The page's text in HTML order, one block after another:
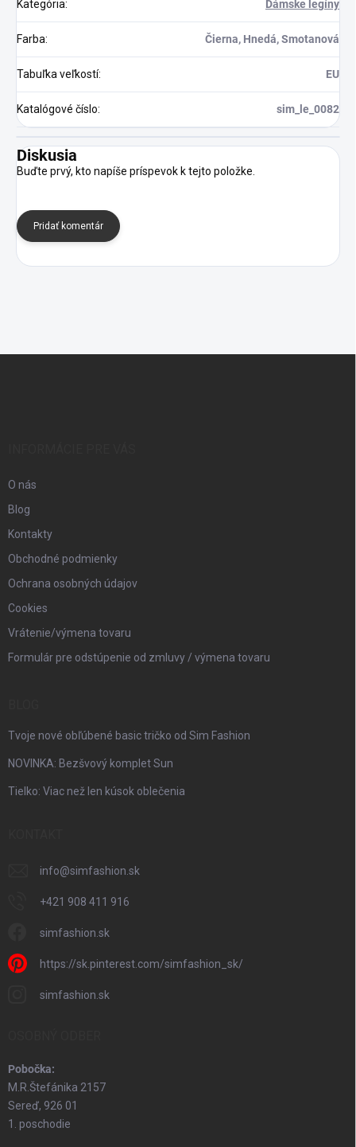
Kategória: Dámske legíny
Farba: Čierna, Hnedá, Smotanová
Tabuľka veľkostí: EU
Katalógové číslo: sim_le_0082
Diskusia
Buďte prvý, kto napíše príspevok k tejto položke.
Pridať komentár
O nás
Blog
Kontakty
Obchodné podmienky
Ochrana osobných údajov
Cookies
Vrátenie/výmena tovaru
Formulár pre odstúpenie od zmluvy / výmena tovaru
Tvoje nové obľúbené basic tričko od Sim Fashion
NOVINKA: Bezšvový komplet Sun
Tielko: Viac než len kúsok oblečenia
info@simfashion.sk
+421 908 411 916
simfashion.sk
https://sk.pinterest.com/simfashion_sk/
simfashion.sk
Pobočka:
M.R.Štefánika 2157
Sereď, 926 01
1. poschodie